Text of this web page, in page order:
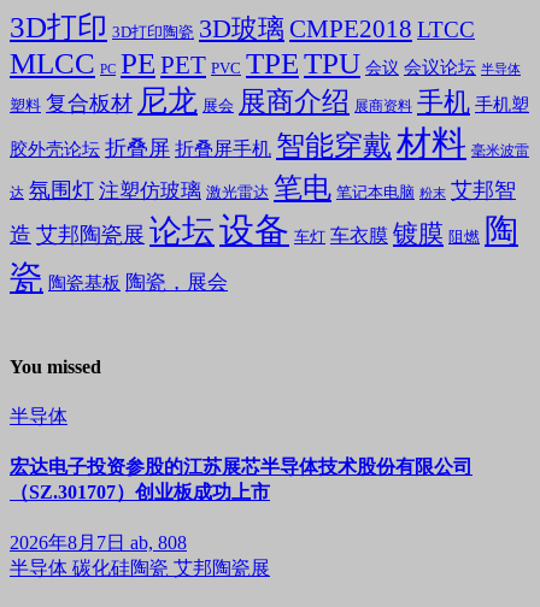
3D打印 3D打印陶瓷 3D玻璃 CMPE2018 LTCC
MLCC PC PE PET PVC TPETPU 会议 会议论坛 半导体
塑料 复合板材 尼龙 展会 展商介绍 展商资料 手机 手机塑
胶外壳论坛 折叠屏 折叠屏手机 智能穿戴材料 毫米波雷
达 氛围灯 注塑仿玻璃 激光雷达 笔电 笔记本电脑 粉末 艾邦智
造 艾邦陶瓷展 论坛设备 车灯 车衣膜 镀膜 阻燃 陶
瓷 陶瓷基板 陶瓷，展会
You missed
半导体
宏达电子投资参股的江苏展芯半导体技术股份有限公司
（SZ.301707）创业板成功上市
2026年8月7日 ab, 808
半导体 碳化硅陶瓷 艾邦陶瓷展